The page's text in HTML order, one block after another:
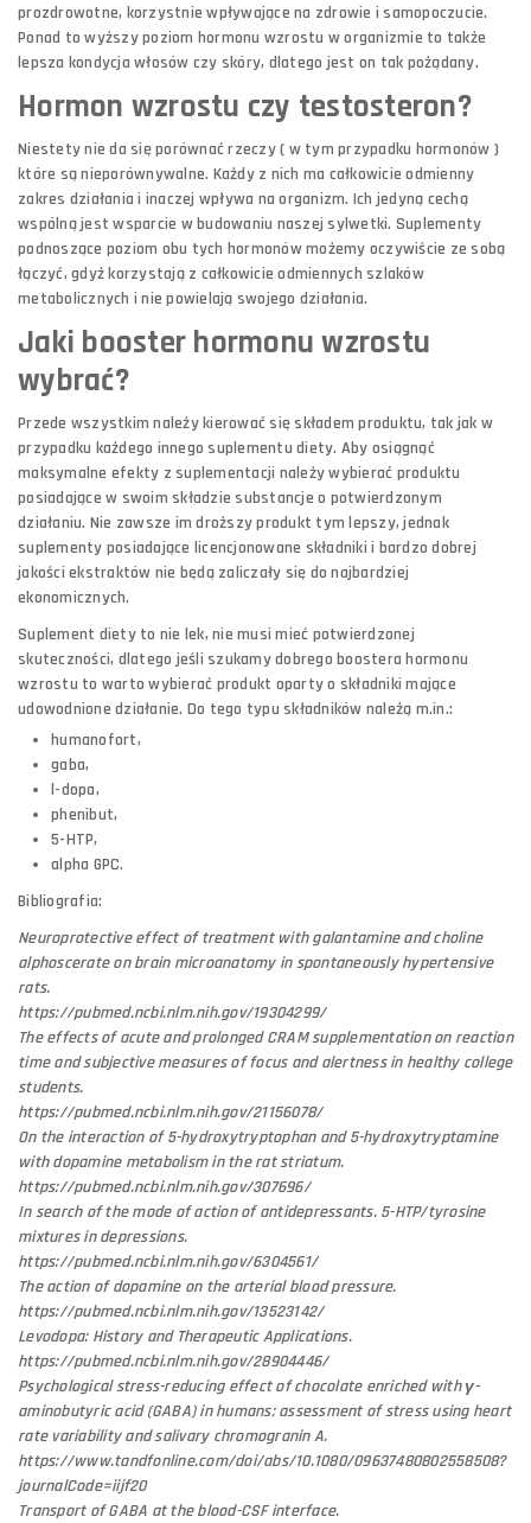
prozdrowotne, korzystnie wpływające na zdrowie i samopoczucie.
Ponad to wyższy poziom hormonu wzrostu w organizmie to także
lepsza kondycja włosów czy skóry, dlatego jest on tak pożądany.
Hormon wzrostu czy testosteron?
Niestety nie da się porównać rzeczy ( w tym przypadku hormonów )
które są nieporównywalne. Każdy z nich ma całkowicie odmienny
zakres działania i inaczej wpływa na organizm. Ich jedyną cechą
wspólną jest wsparcie w budowaniu naszej sylwetki. Suplementy
podnoszące poziom obu tych hormonów możemy oczywiście ze sobą
łączyć, gdyż korzystają z całkowicie odmiennych szlaków
metabolicznych i nie powielają swojego działania.
Jaki booster hormonu wzrostu
wybrać?
Przede wszystkim należy kierować się składem produktu, tak jak w
przypadku każdego innego suplementu diety. Aby osiągnąć
maksymalne efekty z suplementacji należy wybierać produktu
posiadające w swoim składzie substancje o potwierdzonym
działaniu. Nie zawsze im droższy produkt tym lepszy, jednak
suplementy posiadające licencjonowane składniki i bardzo dobrej
jakości ekstraktów nie będą zaliczały się do najbardziej
ekonomicznych.
Suplement diety to nie lek, nie musi mieć potwierdzonej
skuteczności, dlatego jeśli szukamy dobrego boostera hormonu
wzrostu to warto wybierać produkt oparty o składniki mające
udowodnione działanie. Do tego typu składników należą m.in.:
humanofort,
gaba,
l-dopa,
phenibut,
5-HTP,
alpha GPC.
Bibliografia:
Neuroprotective effect of treatment with galantamine and choline
alphoscerate on brain microanatomy in spontaneously hypertensive
rats.
https://pubmed.ncbi.nlm.nih.gov/19304299/
The effects of acute and prolonged CRAM supplementation on reaction
time and subjective measures of focus and alertness in healthy college
students.
https://pubmed.ncbi.nlm.nih.gov/21156078/
On the interaction of 5-hydroxytryptophan and 5-hydroxytryptamine
with dopamine metabolism in the rat striatum.
https://pubmed.ncbi.nlm.nih.gov/307696/
In search of the mode of action of antidepressants. 5-HTP/tyrosine
mixtures in depressions.
https://pubmed.ncbi.nlm.nih.gov/6304561/
The action of dopamine on the arterial blood pressure.
https://pubmed.ncbi.nlm.nih.gov/13523142/
Levodopa: History and Therapeutic Applications.
https://pubmed.ncbi.nlm.nih.gov/28904446/
Psychological stress-reducing effect of chocolate enriched with γ-
aminobutyric acid (GABA) in humans: assessment of stress using heart
rate variability and salivary chromogranin A.
https://www.tandfonline.com/doi/abs/10.1080/09637480802558508?
journalCode=iijf20
Transport of GABA at the blood-CSF interface.